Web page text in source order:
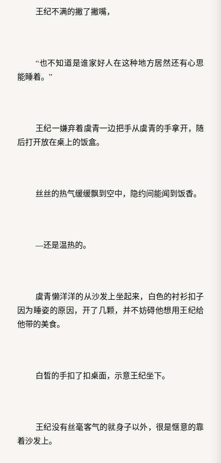
王纪不满的撇了撇嘴，
“也不知道是谁家好人在这种地方居然还有心思
能睡着。”
王纪一嫌弃着虞青一边把手从虞青的手拿开，随
后打开放在桌上的饭盒。
丝丝的热气缓缓飘到空中，隐约间能闻到饭香。
—还是温热的。
虞青懒洋洋的从沙发上坐起来，白色的衬衫扣子
因为睡姿的原因，开了几颗，并不妨碍他想用王纪给
他带的美食。
白皙的手扣了扣桌面，示意王纪坐下。
王纪没有丝毫客气的就身子以外，很是惬意的靠
着沙发上。